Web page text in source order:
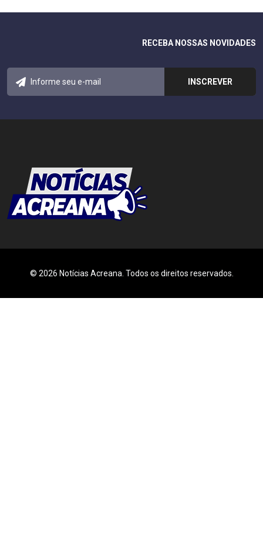
RECEBA NOSSAS NOVIDADES
© 2026 Notícias Acreana. Todos os direitos reservados.